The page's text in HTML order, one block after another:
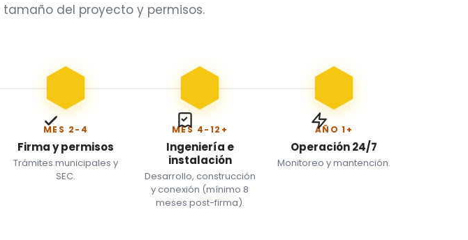
del proyecto y permisos.
MES 2-4
Firma y permisos
Trámites municipales y
SEC.
MES 4-12+
Ingeniería e
instalación
Desarrollo, construcción
y conexión (mínimo 8
meses post-firma).
AÑO 1+
Operación 24/7
Monitoreo y mantención.